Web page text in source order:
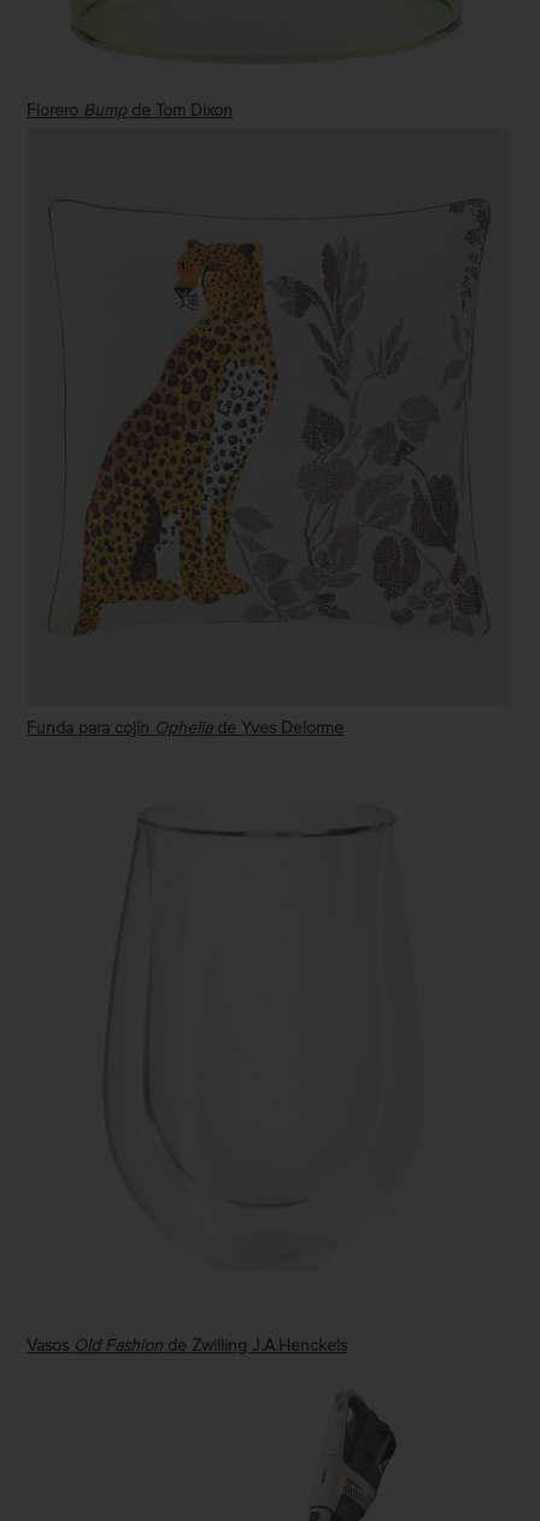
Florero Bump de Tom Dixon
Funda para cojín Ophelia de Yves Delorme
Vasos Old Fashion de Zwilling J.A.Henckels